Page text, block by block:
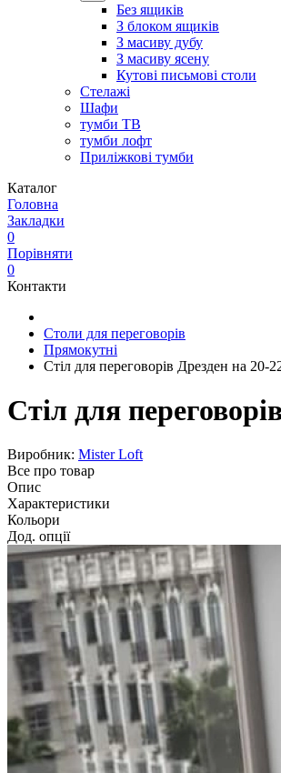
Без ящиків
З блоком ящиків
З масиву дубу
З масиву ясену
Кутові письмові столи
Стелажі
Шафи
тумби ТВ
тумби лофт
Приліжкові тумби
Каталог
Головна
Закладки
0
Порівняти
0
Контакти
Столи для переговорів
Прямокутні
Стіл для переговорів Дрезден на
Стіл для
Виробник: Mister Loft
Все про товар
Опис
Характеристики
Кольори
Дод. опції